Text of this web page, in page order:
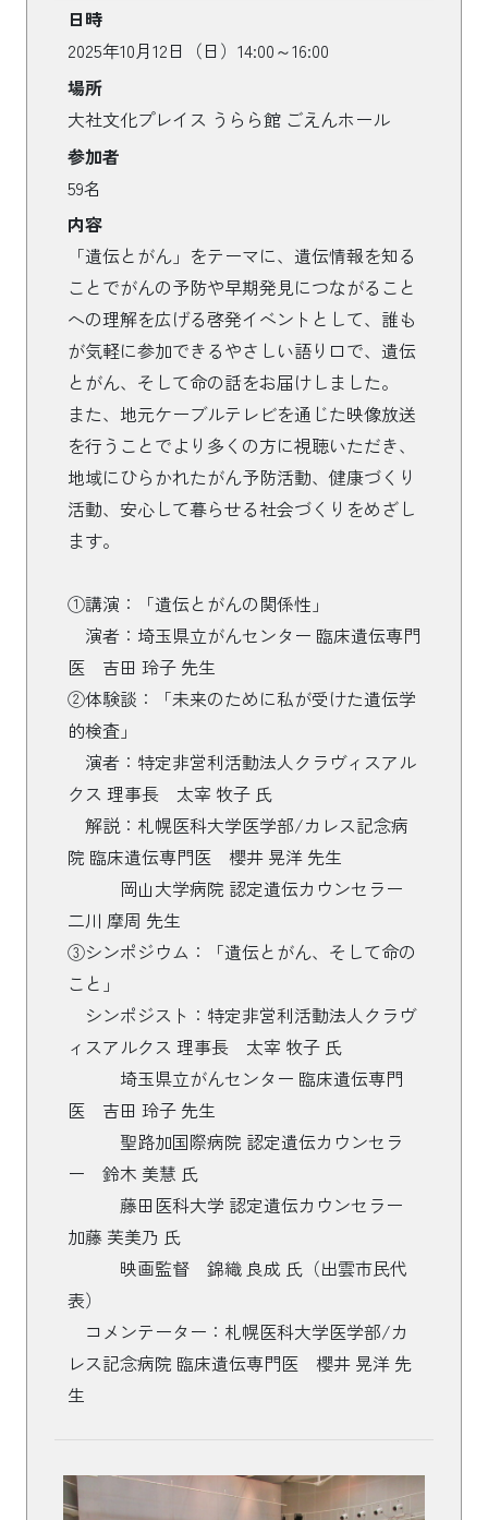
日時
2025年10月12日（日）14:00～16:00
場所
大社文化プレイス うらら館 ごえんホール
参加者
59名
内容
「遺伝とがん」をテーマに、遺伝情報を知る
ことでがんの予防や早期発見につながること
への理解を広げる啓発イベントとして、誰も
が気軽に参加できるやさしい語り口で、遺伝
とがん、そして命の話をお届けしました。
また、地元ケーブルテレビを通じた映像放送
を行うことでより多くの方に視聴いただき、
地域にひらかれたがん予防活動、健康づくり
活動、安心して暮らせる社会づくりをめざし
ます。
①講演：「遺伝とがんの関係性」
演者：埼玉県立がんセンター 臨床遺伝専門
医 吉田 玲子 先生
②体験談：「未来のために私が受けた遺伝学
的検査」
演者：特定非営利活動法人クラヴィスアル
クス 理事長 太宰 牧子 氏
解説：札幌医科大学医学部/カレス記念病
院 臨床遺伝専門医 櫻井 晃洋 先生
岡山大学病院 認定遺伝カウンセラー
二川 摩周 先生
③シンポジウム：「遺伝とがん、そして命の
こと」
シンポジスト：特定非営利活動法人クラヴ
ィスアルクス 理事長 太宰 牧子 氏
埼玉県立がんセンター 臨床遺伝専門
医 吉田 玲子 先生
聖路加国際病院 認定遺伝カウンセラ
ー 鈴木 美慧 氏
藤田医科大学 認定遺伝カウンセラー
加藤 芙美乃 氏
映画監督 錦織 良成 氏（出雲市民代
表）
コメンテーター：札幌医科大学医学部/カ
レス記念病院 臨床遺伝専門医 櫻井 晃洋 先
生